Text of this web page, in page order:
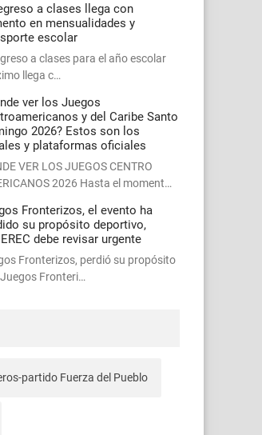
a clases llega con
en mensualidades y
escolar
a clases para el año escolar
llega c…
ver los Juegos
y del Caribe Santo
2026? Estos son los
y plataformas oficiales
VER LOS JUEGOS CENTRO
2026 Hasta el moment…
Fronterizos, el evento ha
su propósito deportivo,
debe revisar urgente
Fronterizos, perdió su propósito
Fronteri…
partido Fuerza del Pueblo